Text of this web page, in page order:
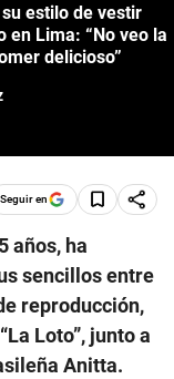
estilo de vestir
Lima: “No veo la
delicioso”
Seguir en
años, ha
sencillos entre
reproducción,
Loto”, junto a
Anitta.